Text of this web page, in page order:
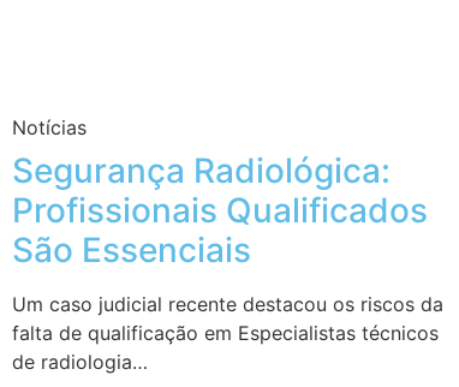
Notícias
Segurança Radiológica:
Profissionais Qualificados
São Essenciais
Um caso judicial recente destacou os riscos da
falta de qualificação em Especialistas técnicos
de radiologia…